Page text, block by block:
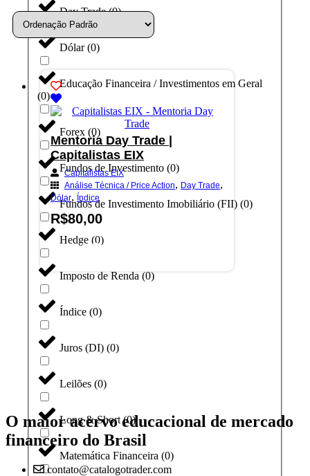
Day Trade(0)
Dólar(0)
Educação Financeira / Investimentos em Geral
(0)
Forex (0)
Fundos de Investimento (0)
Fundos de Investimento Imobiliário (FII) (0)
Hedge (0)
Imposto de Renda (0)
Índice (0)
Juros (DI) (0)
Leilões (0)
Long & Short(0)
Matemática Financeira (0)
Mentoria Day Trade |
Capitalistas EIX
Capitalistas EIX
Análise Técnica / Price Action, Day Trade,
Dólar, Índice
R$80,00
Adicionar ao carrinho
O maior acervo educacional de mercado
financeiro do Brasil
contato@catalogotrader.com